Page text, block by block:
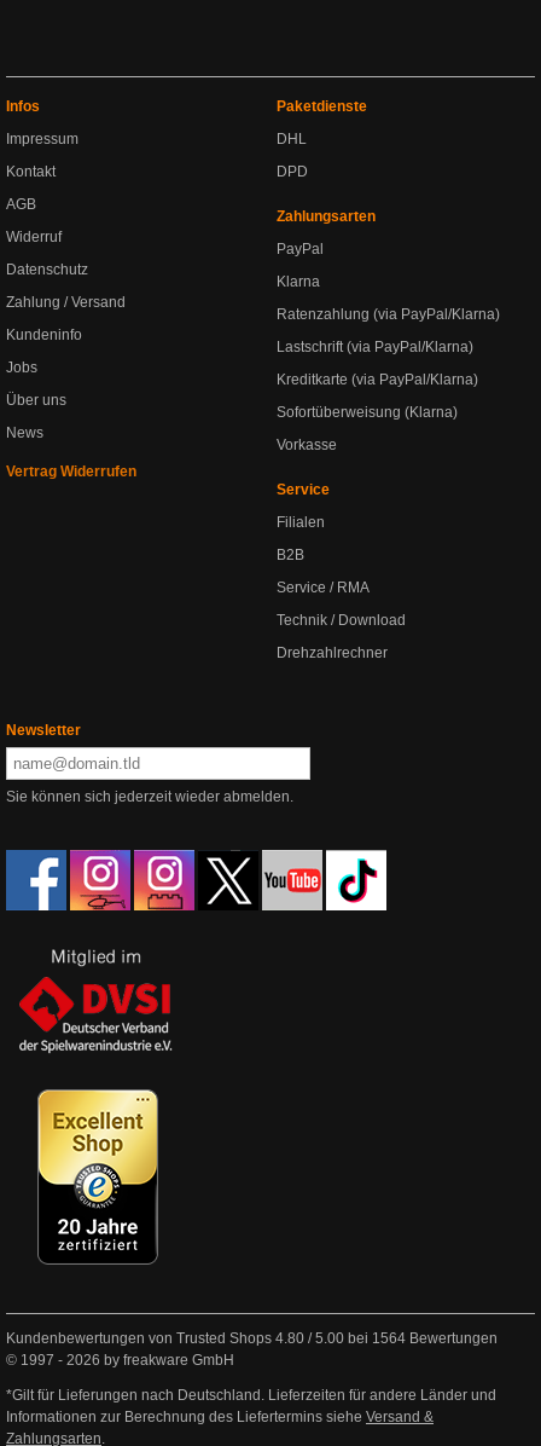
Infos
Impressum
Kontakt
AGB
Widerruf
Datenschutz
Zahlung / Versand
Kundeninfo
Jobs
Über uns
News
Vertrag Widerrufen
Paketdienste
DHL
DPD
Zahlungsarten
PayPal
Klarna
Ratenzahlung (via PayPal/Klarna)
Lastschrift (via PayPal/Klarna)
Kreditkarte (via PayPal/Klarna)
Sofortüberweisung (Klarna)
Vorkasse
Service
Filialen
B2B
Service / RMA
Technik / Download
Drehzahlrechner
Newsletter
Sie können sich jederzeit wieder abmelden.
Kundenbewertungen von Trusted Shops 4.80 /5.00 bei 1564 Bewertungen
© 1997 - 2026 by freakware GmbH
*Gilt für Lieferungen nach Deutschland. Lieferzeiten für andere Länder und
Informationen zur Berechnung des Liefertermins siehe Versand &
Zahlungsarten.